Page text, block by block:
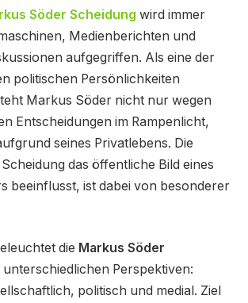
Söder Scheidung wird immer
Medienberichten und
aufgegriffen. Als eine der
politischen Persönlichkeiten
Markus Söder nicht nur wegen
Entscheidungen im Rampenlicht,
seines Privatlebens. Die
das öffentliche Bild eines
beeinflusst, ist dabei von besonderer
die Markus Söder
unterschiedlichen Perspektiven:
politisch und medial. Ziel